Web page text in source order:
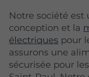
Notre société est
conception et la
électriques pour
assurons une
sécurisée pour